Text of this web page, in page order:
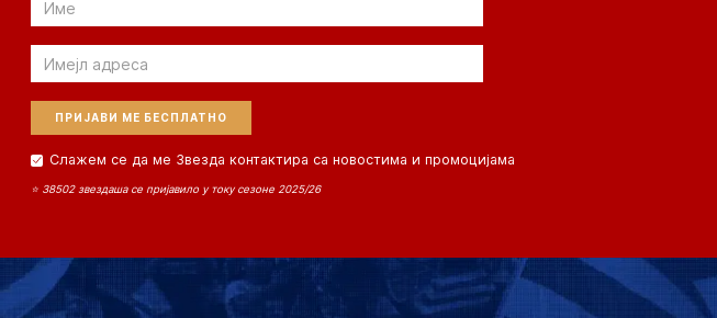
Email
Слажем се да ме Звезда контактира са новостима и промоцијама
⭐ 38502 звездаша се пријавило у току сезоне 2025/26